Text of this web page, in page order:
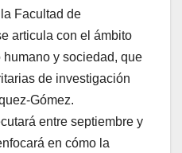
Facultad de
articula con el ámbito
y sociedad, que
de investigación
Gómez.
entre septiembre y
en cómo la